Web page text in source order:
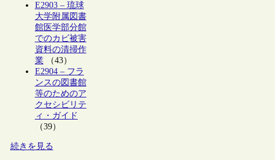
E2903 – 琉球
大学附属図書
館医学部分館
でのカビ被害
資料の清掃作
業（43）
E2904 – フラ
ンスの図書館
等のためのア
クセシビリテ
ィ・ガイド
（39）
続きを見る